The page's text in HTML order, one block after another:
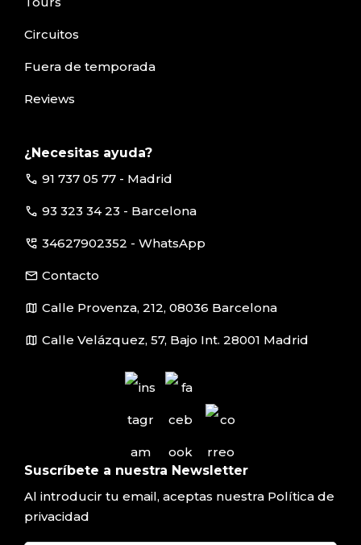
Circuitos
Fuera de temporada
Reviews
¿Necesitas ayuda?
call 91 737 05 77 - Madrid
call 93 323 34 23 - Barcelona
perm_phone_msg 34627902352 - WhatsApp
email Contacto
map Calle Provenza, 212, 08036 Barcelona
map Calle Velázquez, 57, Bajo Int. 28001 Madrid
Suscríbete a nuestra Newsletter
Al introducir tu email, aceptas nuestra Política de
privacidad